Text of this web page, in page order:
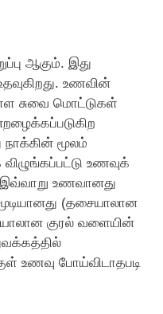
ஆகும். இது
உணவின்
சுவை மொட்டுகள்
மூலம்
உணவுக்
இவ்வாறு உணவானது
(தசையாலான
குரல் வளையின்
உணவு போய்விடாதபடி